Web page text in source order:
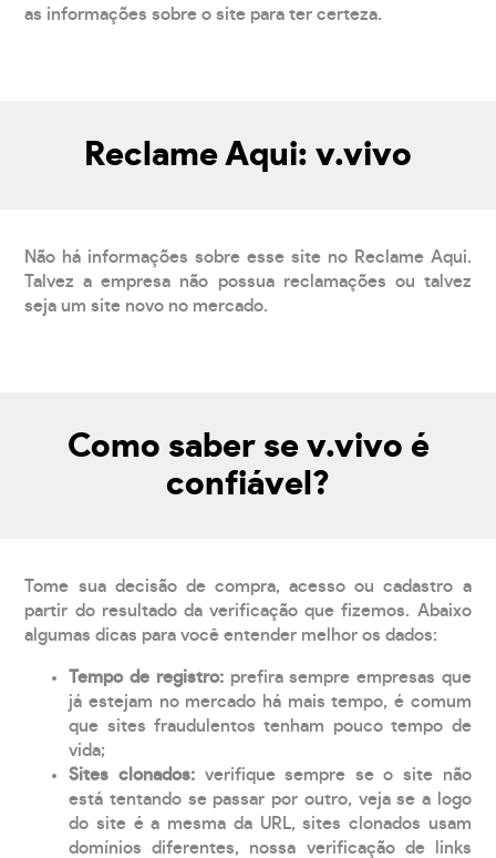
as informações sobre o site para ter certeza.
Reclame Aqui: v.vivo
Não há informações sobre esse site no Reclame Aqui.
Talvez a empresa não possua reclamações ou talvez
seja um site novo no mercado.
Como saber se v.vivo é
confiável?
Tome sua decisão de compra, acesso ou cadastro a
partir do resultado da verificação que fizemos. Abaixo
algumas dicas para você entender melhor os dados:
Tempo de registro: prefira sempre empresas que
já estejam no mercado há mais tempo, é comum
que sites fraudulentos tenham pouco tempo de
vida;
Sites clonados: verifique sempre se o site não
está tentando se passar por outro, veja se a logo
do site é a mesma da URL, sites clonados usam
domínios diferentes, nossa verificação de links